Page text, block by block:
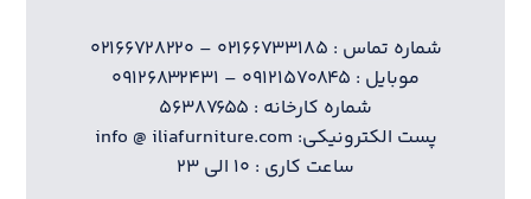
شماره تماس : ۰۲۱۶۶۷۳۳۱۸۵ – ۰۲۱۶۶۷۲۸۲۲۰
موبایل : ۰۹۱۲۱۵۷۰۸۴۵ – ۰۹۱۲۶۸۳۲۴۳۱
شماره کارخانه : ۵۶۳۸۷۶۵۵
پست الکترونیکی: info @ iliafurniture.com
ساعت کاری : ۱۰ الی ۲۳